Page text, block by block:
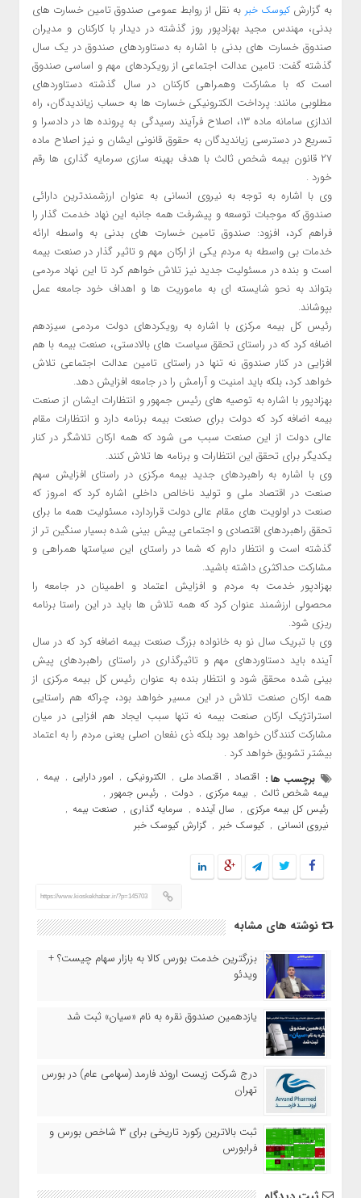
به گزارشکیوسک خبر به نقل از روابط عمومی صندوق تامین خسارت های
بدنی، مهندس مجید بهزادپور روز گذشته در دیدار با کارکنان و مدیران
صندوق خسارت های بدنی با اشاره به دستاوردهای صندوق در یک سال
گذشته گفت: تامین عدالت اجتماعی از رویکردهای مهم و اساسی صندوق
است که با مشارکت وهمراهی کارکنان در سال گذشته دستاوردهای
مطلوبی مانند: پرداخت الکترونیکی خسارت ها به حساب زیاندیدگان، راه
اندازی سامانه ماده ۱۳، اصلاح فرآیند رسیدگی به پرونده ها در دادسرا و
تسریع در دسترسی زیاندیدگان به حقوق قانونی ایشان و نیز اصلاح ماده
۲۷ قانون بیمه شخص ثالث با هدف بهینه سازی سرمایه گذاری ها رقم
خورد .
وی با اشاره به توجه به نیروی انسانی به عنوان ارزشمندترین دارائی
صندوق که موجبات توسعه و پیشرفت همه جانبه این نهاد خدمت گذار را
فراهم کرد، افزود: صندوق تامین خسارت های بدنی به واسطه ارائه
خدمات بی واسطه به مردم یکی از ارکان مهم و تاثیر گذار در صنعت بیمه
است و بنده در مسئولیت جدید نیز تلاش خواهم کرد تا این نهاد مردمی
بتواند به نحو شایسته ای به ماموریت ها و اهداف خود جامعه عمل
بپوشاند.
رئیس کل بیمه مرکزی با اشاره به رویکردهای دولت مردمی سیزدهم
اضافه کرد که در راستای تحقق سیاست های بالادستی، صنعت بیمه با هم
افزایی در کنار صندوق نه تنها در راستای تامین عدالت اجتماعی تلاش
خواهد کرد، بلکه باید امنیت و آرامش را در جامعه افزایش دهد.
بهزادپور با اشاره به توصیه های رئیس جمهور و انتظارات ایشان از صنعت
بیمه اضافه کرد که دولت برای صنعت بیمه برنامه دارد و انتظارات مقام
عالی دولت از این صنعت سبب می شود که همه ارکان تلاشگر در کنار
یکدیگر برای تحقق این انتظارات و برنامه ها تلاش کنند.
وی با اشاره به راهبردهای جدید بیمه مرکزی در راستای افزایش سهم
صنعت در اقتصاد ملی و تولید ناخالص داخلی اشاره کرد که امروز که
صنعت در اولویت های مقام عالی دولت قراردارد، مسئولیت همه ما برای
تحقق راهبردهای اقتصادی و اجتماعی پیش بینی شده بسیار سنگین تر از
گذشته است و انتظار دارم که شما در راستای این سیاستها همراهی و
مشارکت حداکثری داشته باشید.
بهزادپور خدمت به مردم و افزایش اعتماد و اطمینان در جامعه را
محصولی ارزشمند عنوان کرد که همه تلاش ها باید در این راستا برنامه
ریزی شود.
وی با تبریک سال نو به خانواده بزرگ صنعت بیمه اضافه کرد که در سال
آینده باید دستاوردهای مهم و تاثیرگذاری در راستای راهبردهای پیش
بینی شده محقق شود و انتظار بنده به عنوان رئیس کل بیمه مرکزی از
همه ارکان صنعت تلاش در این مسیر خواهد بود، چراکه هم راستایی
استراتژیک ارکان صنعت بیمه نه تنها سبب ایجاد هم افزایی در میان
مشارکت کنندگان خواهد بود بلکه ذی نفعان اصلی یعنی مردم را به اعتماد
بیشتر تشویق خواهد کرد .
برچسب ها : اقتصاد , اقتصاد ملی , الکترونیکی , امور دارایی , بیمه ,
بیمه شخص ثالث , بیمه مرکزی , دولت , رئیس جمهور ,
رئیس کل بیمه مرکزی , سال آینده , سرمایه گذاری , صنعت بیمه ,
نیروی انسانی , کیوسک خبر , گزارش کیوسک خبر
https://www.kioskekhabar.ir/?p=145703
نوشته های مشابه
بزرگترین خدمت بورس کالا به بازار سهام چیست؟ +
ویدئو
یازدهمین صندوق نقره به نام «سیان» ثبت شد
درج شرکت زیست اروند فارمد (سهامی عام) در بورس
تهران
ثبت بالاترین رکورد تاریخی برای ۳ شاخص بورس و
فرابورس